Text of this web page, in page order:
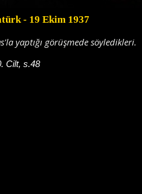
- 19 Ekim 1937
yaptığı görüşmede söyledikleri.
Cilt, s.48